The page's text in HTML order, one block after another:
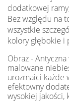
dodatkowej
Bez względu na
wszystkie
kolory głębokie i
Obraz -
malowane
urozmaici każde
efektowny
wysokiej jakości,